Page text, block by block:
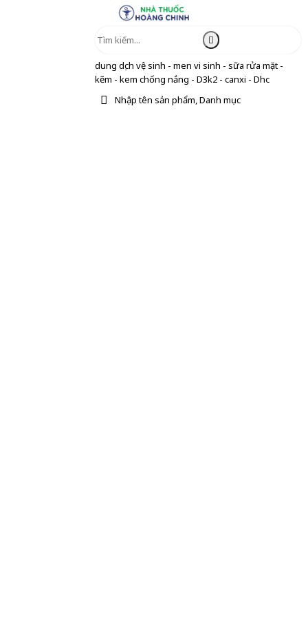
dung dịch vệ sinh - men vi sinh - sữa rửa mặt -
kẽm - kem chống nắng - D3k2 - canxi - Dhc
Nhập tên sản phẩm, Danh mục